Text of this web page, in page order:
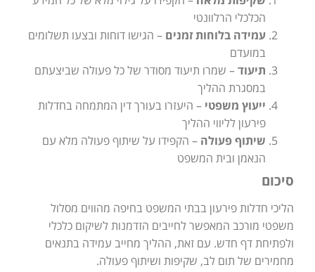
הכלכלי הרלוונטי
עמידה בלוחות זמנים – הגישו דוחות ובצעו תשלומים
במועדם
תיעוד– שמרו תיעוד מסודר של כל פעולה שביצעתם
במסגרת ההליך
ייעוץ משפטי – היעזרו בעורך דין המתמחה בחדלות
פירעון לליווי ההליך
שיתוף פעולה – הקפידו על שיתוף פעולה מלא עם
הנאמן ובית המשפט
סיכום
הליכי חדלות פירעון בבתי המשפט בחיפה מהווים מסלול
משפטי מורכב המאפשר לחייבים הזדמנות לשיקום כלכלי
ולפתיחת דף חדש. עם זאת, ההליך מחייב עמידה בתנאים
מחמירים של תום לב, שקיפות ושיתוף פעולה.